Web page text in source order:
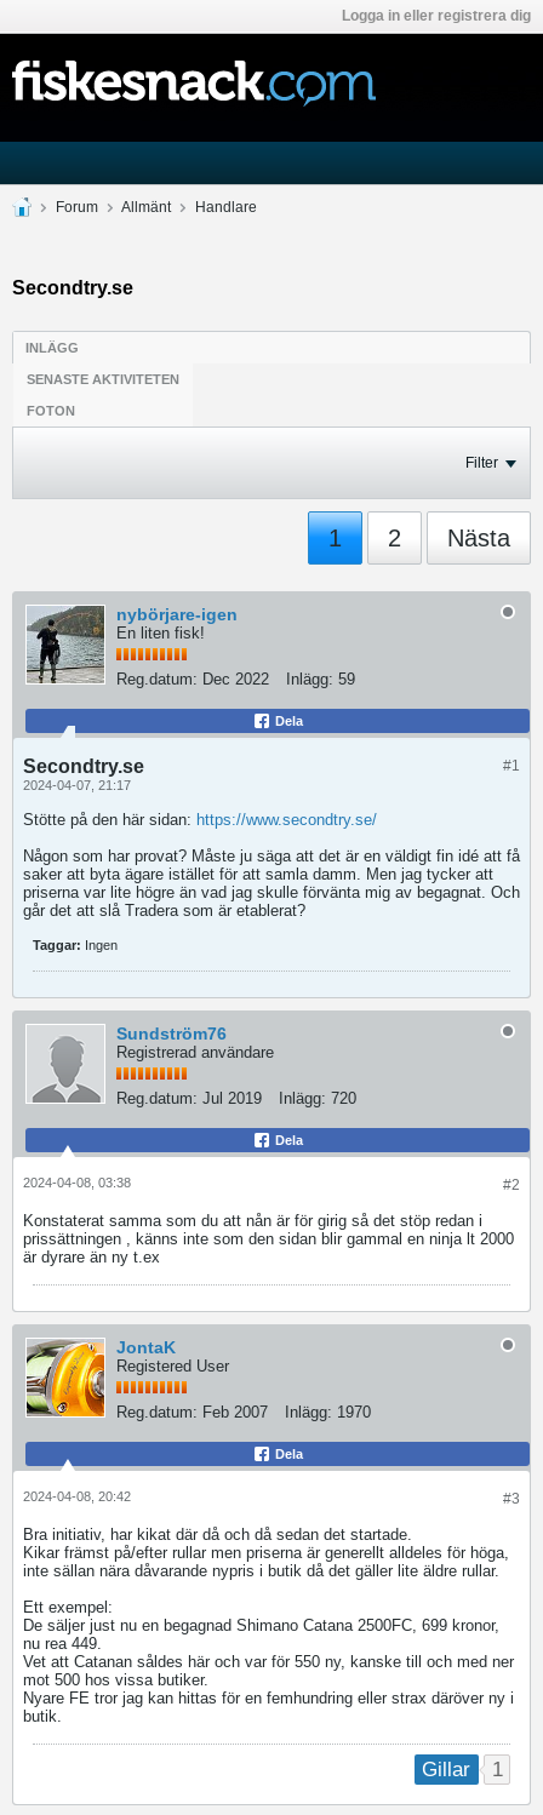
Logga in eller registrera dig
Forum Allmänt Handlare
Secondtry.se
INLÄGG
SENASTE AKTIVITETEN
FOTON
Filter
1 2 Nästa
nybörjare-igen
En liten fisk!
Reg.datum: Dec 2022 Inlägg: 59
Dela
#1
Secondtry.se
2024-04-07, 21:17
Stötte på den här sidan: https://www.secondtry.se/
Någon som har provat? Måste ju säga att det är en väldigt fin idé att få
saker att byta ägare istället för att samla damm. Men jag tycker att
priserna var lite högre än vad jag skulle förvänta mig av begagnat. Och
går det att slå Tradera som är etablerat?
Taggar: Ingen
Sundström76
Registrerad användare
Reg.datum: Jul 2019 Inlägg: 720
Dela
#2
2024-04-08, 03:38
Konstaterat samma som du att nån är för girig så det stöp redan i
prissättningen , känns inte som den sidan blir gammal en ninja lt 2000
är dyrare än ny t.ex
JontaK
Registered User
Reg.datum: Feb 2007 Inlägg: 1970
Dela
#3
2024-04-08, 20:42
Bra initiativ, har kikat där då och då sedan det startade.
Kikar främst på/efter rullar men priserna är generellt alldeles för höga,
inte sällan nära dåvarande nypris i butik då det gäller lite äldre rullar.
Ett exempel:
De säljer just nu en begagnad Shimano Catana 2500FC, 699 kronor,
nu rea 449.
Vet att Catanan såldes här och var för 550 ny, kanske till och med ner
mot 500 hos vissa butiker.
Nyare FE tror jag kan hittas för en femhundring eller strax däröver ny i
butik.
Gillar 1